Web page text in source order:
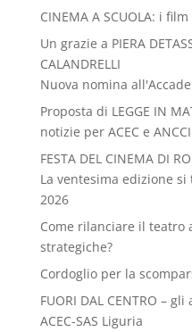
CINEMA A SCUOLA: i
Un grazie a PIERA
CALANDRELLI
Nuova nomina
Proposta di LEGGE IN
notizie per ACEC e ANCCI
FESTA DEL CINEMA DI
La ventesima edizione
2026
Come rilanciare il teatro
strategiche?
Cordoglio per la
FUORI DAL CENTRO –
ACEC-SAS Liguria